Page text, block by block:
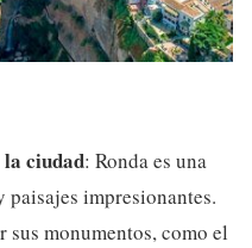
ciudad: Ronda es una
impresionantes.
monumentos, como el